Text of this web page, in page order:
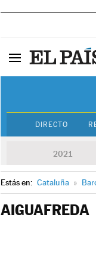
DIRECTO
2021
Estás en: Cataluña »
AIGUAFREDA